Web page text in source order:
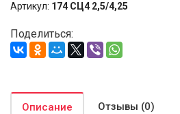
Артикул: 174 СЦ4 2,5/4,25
Поделиться:
Описание Отзывы (0)